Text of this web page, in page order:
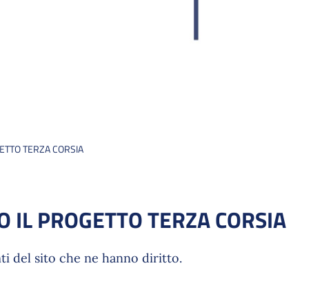
TERZA CORSIA
PROGETTO TERZA CORSIA
del sito che ne hanno diritto.